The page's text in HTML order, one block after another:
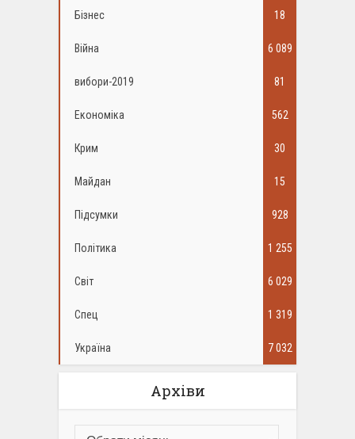
Бізнес 18
Війна 6 089
вибори-2019 81
Економіка 562
Крим 30
Майдан 15
Підсумки 928
Політика 1 255
Світ 6 029
Спец 1 319
Україна 7 032
Архіви